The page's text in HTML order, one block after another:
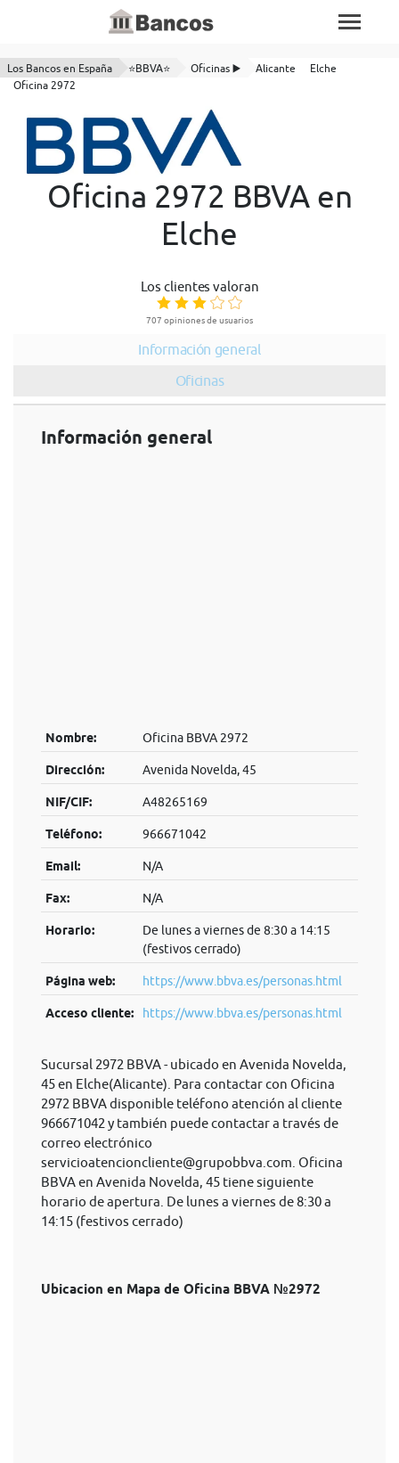
Los Bancos en España ⭐BBVA⭐ Oficinas ▶️ Alicante
Elche
Oficina 2972
Oficina 2972 BBVA en
Elche
Los clientes valoran
707 opiniones de usuarios
Información general
Oficinas
Información general
Nombre: Oficina BBVA 2972
Dirección: Avenida Novelda, 45
NIF/CIF: A48265169
Teléfono: 966671042
Email: N/A
Fax: N/A
Horario:
De lunes a viernes de 8:30 a 14:15
(festivos cerrado)
Página web: https://www.bbva.es/personas.html
Acceso cliente: https://www.bbva.es/personas.html
Sucursal 2972 BBVA - ubicado en Avenida Novelda,
45 en Elche(Alicante). Para contactar con Oficina
2972 BBVA disponible teléfono atención al cliente
966671042 y también puede contactar a través de
correo electrónico
servicioatencioncliente@grupobbva.com . Oficina
BBVA en Avenida Novelda, 45 tiene siguiente
horario de apertura. De lunes a viernes de 8:30 a
14:15 (festivos cerrado)
Ubicacion en Mapa de Oficina BBVA №2972